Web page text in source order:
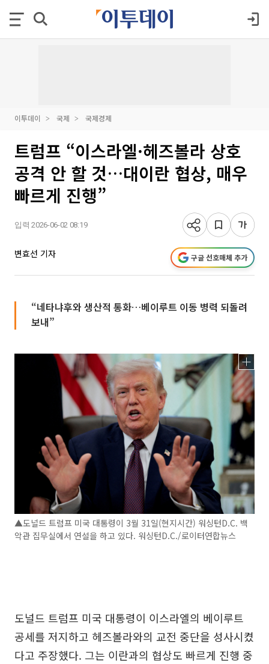
이투데이 국제 국제경제
트럼프 “이스라엘·헤즈볼라 상호
공격 안 할 것…대이란 협상, 매우
빠르게 진행”
입력 2026-06-02 08:19
변효선 기자 구글 선호매체 추가
“네타냐후와 생산적 통화…베이루트 이동 병력 되돌려
보내”
▲도널드 트럼프 미국 대통령이 3월 31일(현지시간) 워싱턴D.C. 백
악관 집무실에서 연설을 하고 있다. 워싱턴D.C./로이터연합뉴스
도널드 트럼프 미국 대통령이 이스라엘의 베이루트
공세를 저지하고 헤즈볼라와의 교전 중단을 성사시켰
다고 주장했다. 그는 이란과의 협상도 빠르게 진행 중